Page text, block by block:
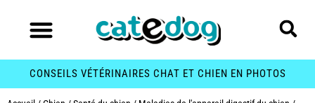
CONSEILS VÉTÉRINAIRES CHAT ET CHIEN EN PHOTOS